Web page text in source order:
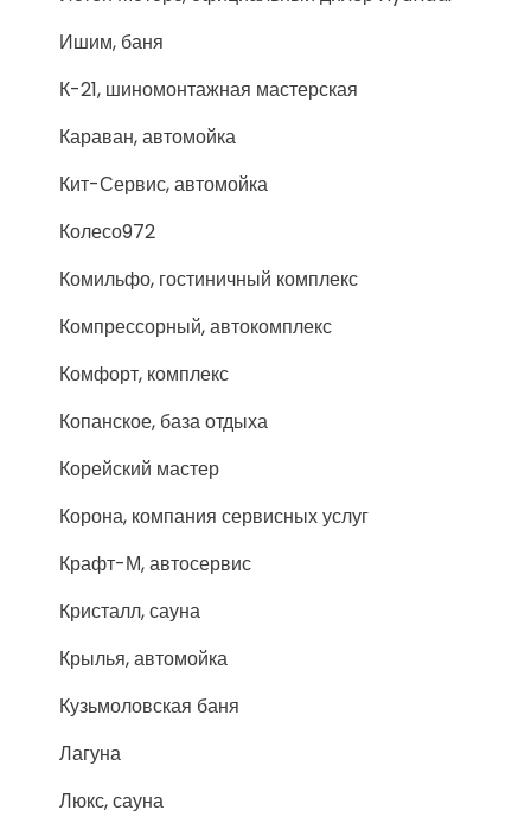
Ишим, баня
К-21, шиномонтажная мастерская
Караван, автомойка
Кит-Сервис, автомойка
Колесо972
Комильфо, гостиничный комплекс
Компрессорный, автокомплекс
Комфорт, комплекс
Копанское, база отдыха
Корейский мастер
Корона, компания сервисных услуг
Крафт-М, автосервис
Кристалл, сауна
Крылья, автомойка
Кузьмоловская баня
Лагуна
Люкс, сауна